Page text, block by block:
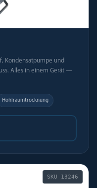
Kondensatpumpe und
Alles in einem Gerät —
Hohlraumtrocknung
SKU 13246